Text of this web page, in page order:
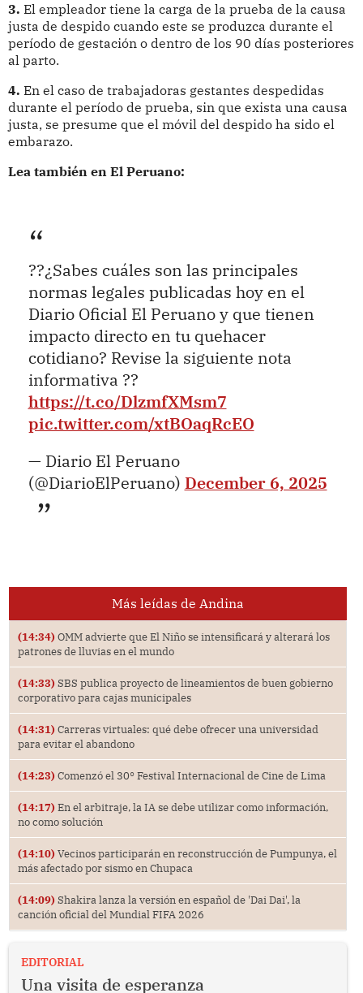
3. El empleador tiene la carga de la prueba de la causa
justa de despido cuando este se produzca durante el
período de gestación o dentro de los 90 días posteriores
al parto.
4. En el caso de trabajadoras gestantes despedidas
durante el período de prueba, sin que exista una causa
justa, se presume que el móvil del despido ha sido el
embarazo.
Lea también en El Peruano:
??¿Sabes cuáles son las principales
normas legales publicadas hoy en el
Diario Oficial El Peruano y que tienen
impacto directo en tu quehacer
cotidiano? Revise la siguiente nota
informativa ??
https://t.co/DlzmfXMsm7
pic.twitter.com/xtBOaqRcEO
— Diario El Peruano
(@DiarioElPeruano) December 6, 2025
Más leídas de Andina
(14:34) OMM advierte que El Niño se intensificará y alterará los
patrones de lluvias en el mundo
(14:33) SBS publica proyecto de lineamientos de buen gobierno
corporativo para cajas municipales
(14:31) Carreras virtuales: qué debe ofrecer una universidad
para evitar el abandono
(14:23) Comenzó el 30° Festival Internacional de Cine de Lima
(14:17) En el arbitraje, la IA se debe utilizar como información,
no como solución
(14:10) Vecinos participarán en reconstrucción de Pumpunya, el
más afectado por sismo en Chupaca
(14:09) Shakira lanza la versión en español de 'Dai Dai', la
canción oficial del Mundial FIFA 2026
EDITORIAL
Una visita de esperanza